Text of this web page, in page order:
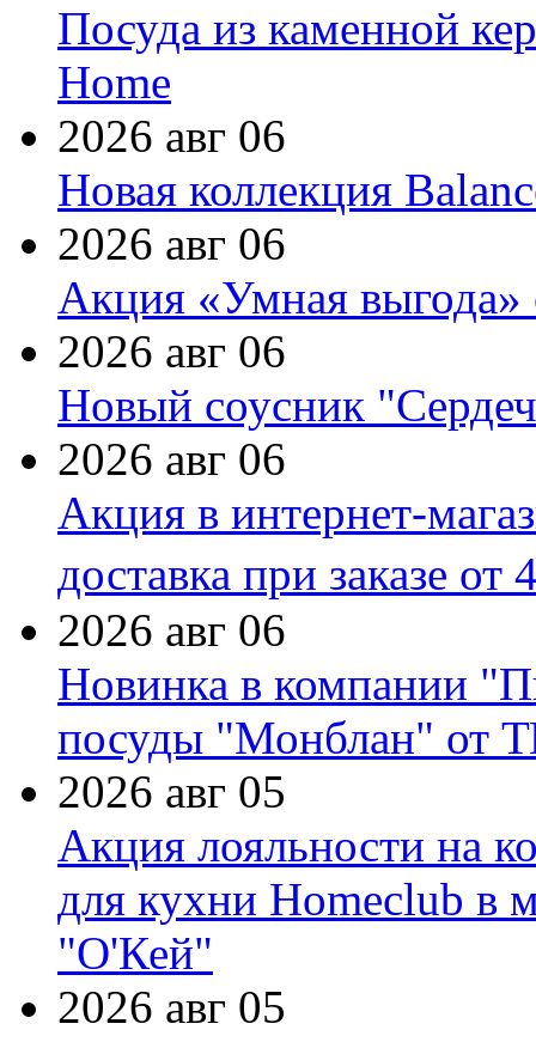
Посуда из каменной
Home
2026 авг 06
Новая коллекция
2026 авг 06
Акция «Умная выгода»
2026 авг 06
Новый соусник
2026 авг 06
Акция в интернет-
доставка при заказе от
2026 авг 06
Новинка в компании
посуды "Монблан" от
2026 авг 05
Акция лояльности на
для кухни Homeclub в
"О'Кей"
2026 авг 05